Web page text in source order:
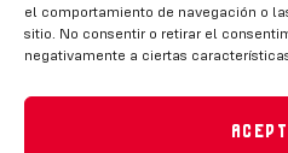
el comportamiento de navegación o
sitio. No consentir o retirar el
negativamente a ciertas